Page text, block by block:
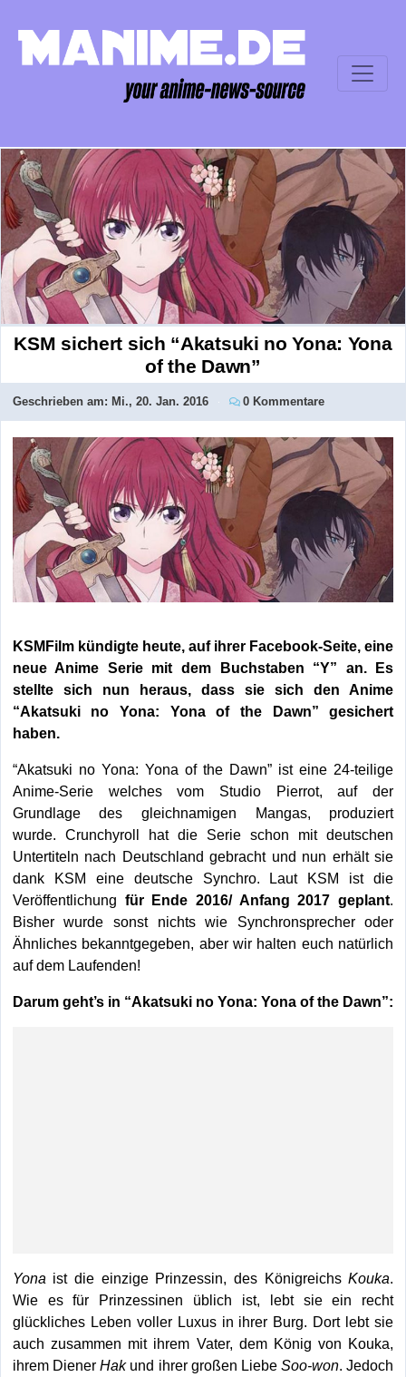
KSM sichert sich “Akatsuki no Yona: Yona
of the Dawn”
Geschrieben am: Mi., 20. Jan. 2016 0 Kommentare
KSMFilm kündigte heute, auf ihrer Facebook-Seite, eine
neue Anime Serie mit dem Buchstaben “Y” an. Es
stellte sich nun heraus, dass sie sich den Anime
“Akatsuki no Yona: Yona of the Dawn” gesichert
haben.
“Akatsuki no Yona: Yona of the Dawn” ist eine 24-teilige
Anime-Serie welches vom Studio Pierrot, auf der
Grundlage des gleichnamigen Mangas, produziert
wurde. Crunchyroll hat die Serie schon mit deutschen
Untertiteln nach Deutschland gebracht und nun erhält sie
dank KSM eine deutsche Synchro. Laut KSM ist die
Veröffentlichung für Ende 2016/ Anfang 2017 geplant.
Bisher wurde sonst nichts wie Synchronsprecher oder
Ähnliches bekanntgegeben, aber wir halten euch natürlich
auf dem Laufenden!
Darum geht’s in “Akatsuki no Yona: Yona of the Dawn”:
Yona ist die einzige Prinzessin, des KönigreichsKouka.
Wie es für Prinzessinen üblich ist, lebt sie ein recht
glückliches Leben voller Luxus in ihrer Burg. Dort lebt sie
auch zusammen mit ihrem Vater, dem König von Kouka,
ihrem DienerHakund ihrer großen LiebeSoo-won. Jedoch